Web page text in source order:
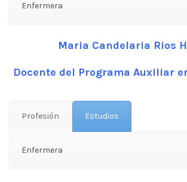
Enfermera
Maria Candelaria Rios
Docente del Programa Auxiliar
Profesión Estudios
Enfermera